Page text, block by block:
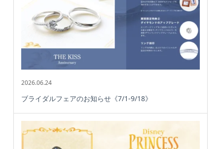
2026.06.24
ブライダルフェアのお知らせ《7/1-9/18》